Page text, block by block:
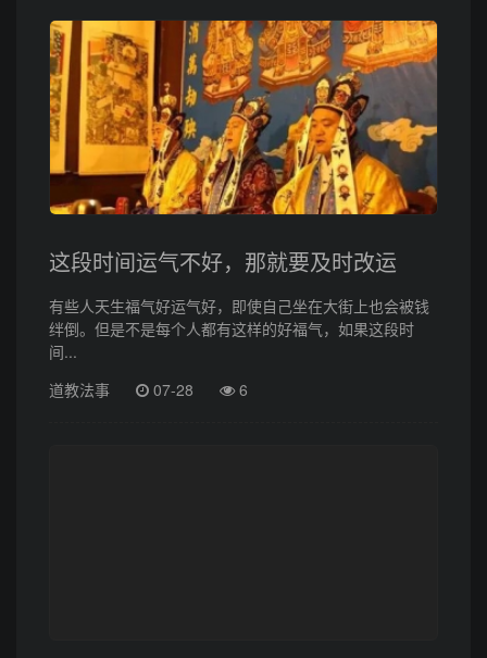
这段时间运气不好，那就要及时改运
有些人天生福气好运气好，即使自己坐在大街上也会被钱
绊倒。但是不是每个人都有这样的好福气，如果这段时
间...
道教法事
07-28 6